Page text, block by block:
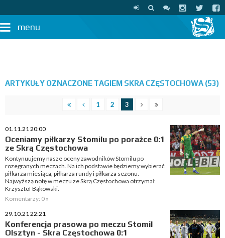
menu
ARTYKUŁY OZNACZONE TAGIEM SKRA CZĘSTOCHOWA (53)
1 2 3
01.11.21 20:00
Oceniamy piłkarzy Stomilu po porażce 0:1
ze Skrą Częstochowa
Kontynuujemy nasze oceny zawodników Stomilu po
rozegranych meczach. Na ich podstawie będziemy wybierać
piłkarza miesiąca, piłkarza rundy i piłkarza sezonu.
Najwyższą notę w meczu ze Skrą Częstochowa otrzymał
Krzysztof Bąkowski.
Komentarzy: 0 »
29.10.21 22:21
Konferencja prasowa po meczu Stomil
Olsztyn - Skra Częstochowa 0:1